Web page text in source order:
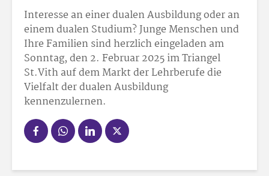
Interesse an einer dualen Ausbildung oder an
einem dualen Studium? Junge Menschen und
Ihre Familien sind herzlich eingeladen am
Sonntag, den 2. Februar 2025 im Triangel
St.Vith auf dem Markt der Lehrberufe die
Vielfalt der dualen Ausbildung
kennenzulernen.